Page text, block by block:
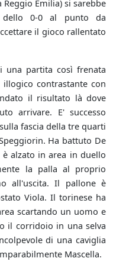
Emilia) si sarebbe
dello 0-0 al punto da
il gioco rallentato
una partita così frenata
illogico contrastante con
il risultato là dove
arrivare. E' successo
fascia della tre quarti
Ha battuto De
alzato in area in duello
la palla al proprio
all'uscita. Il pallone è
Viola. Il torinese ha
scartando un uomo e
il corridoio in una selva
di una caviglia
Mascella.